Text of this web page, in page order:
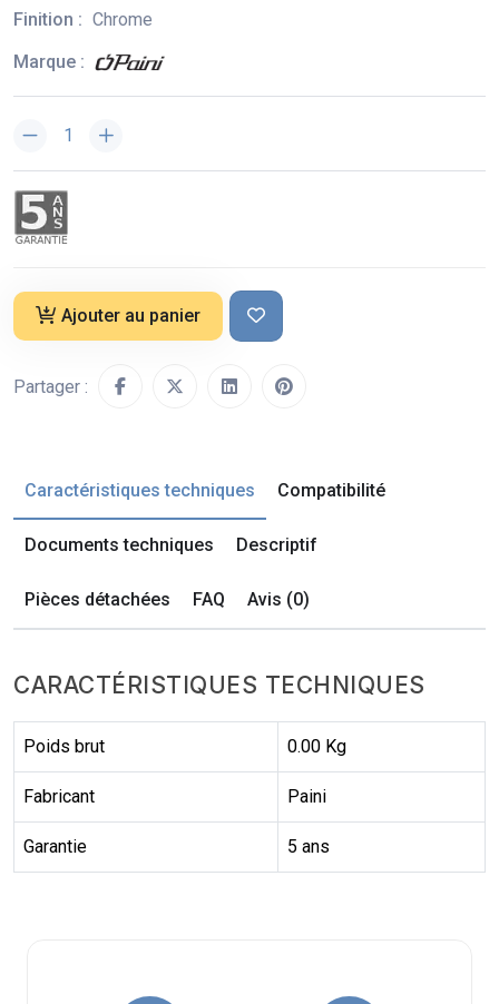
Finition : Chrome
Marque :
Ajouter au panier
Partager :
Caractéristiques techniques Compatibilité
Documents techniques Descriptif
Pièces détachées FAQ Avis (0)
CARACTÉRISTIQUES TECHNIQUES
Poids brut 0.00 Kg
Fabricant Paini
Garantie 5 ans